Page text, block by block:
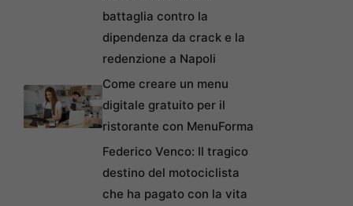
battaglia contro la
dipendenza da crack e la
redenzione a Napoli
Come creare un menu
digitale gratuito per il
ristorante con MenuForma
Federico Venco: Il tragico
destino del motociclista
che ha pagato con la vita